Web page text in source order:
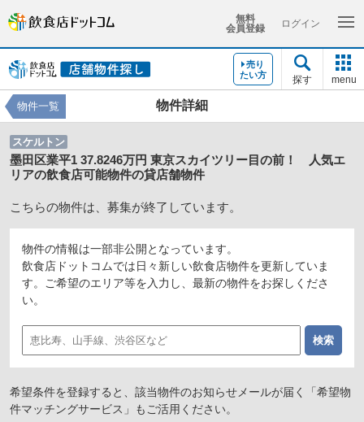
無料
会員登録
ログイン
売り
たい方
探す menu
物件詳細
物件一覧
スケルトン
墨田区業平1 37.8246万円 東京スカイツリー目の前！ 人気エ
リアの飲食店可能物件の貸店舗物件
こちらの物件は、募集が終了しています。
物件の情報は一部非公開となっています。
飲食店ドットコムでは日々新しい飲食店物件を更新していま
す。ご希望のエリア等を入力し、最新の物件をお探しくださ
い。
希望条件を登録すると、該当物件のお知らせメールが届く「希望物
件マッチングサービス」もご活用ください。